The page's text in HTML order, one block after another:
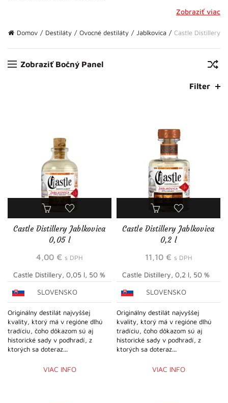
Zobraziť viac
Domov Destiláty Ovocné destiláty Jablkovica Castle Distillery
Zobraziť Bočný Panel
Filter
Castle Distillery Jablkovica
0,05 l
4,00 € s DPH
Castle Distillery, 0,05 l, 50 %
SLOVENSKO
Originálny destilát najvyššej
kvality, ktorý má v regióne dlhú
tradíciu, čoho dôkazom sú aj
historické sady v podhradí, z
ktorých sa doteraz...
VIAC INFO
Castle Distillery Jablkovica
0,2 l
11,10 € s DPH
Castle Distillery, 0,2 l, 50 %
SLOVENSKO
Originálny destilát najvyššej
kvality, ktorý má v regióne dlhú
tradíciu, čoho dôkazom sú aj
historické sady v podhradí, z
ktorých sa doteraz...
VIAC INFO